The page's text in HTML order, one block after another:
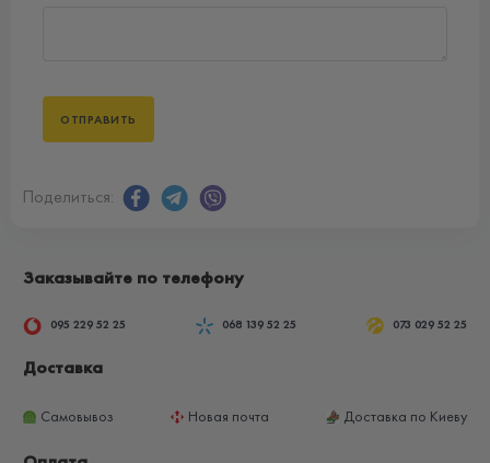
Поделиться:
Заказывайте по телефону
095 229 52 25 068 139 52 25 073 029 52 25
Доставка
Самовывоз Новая почта Доставка по Киеву